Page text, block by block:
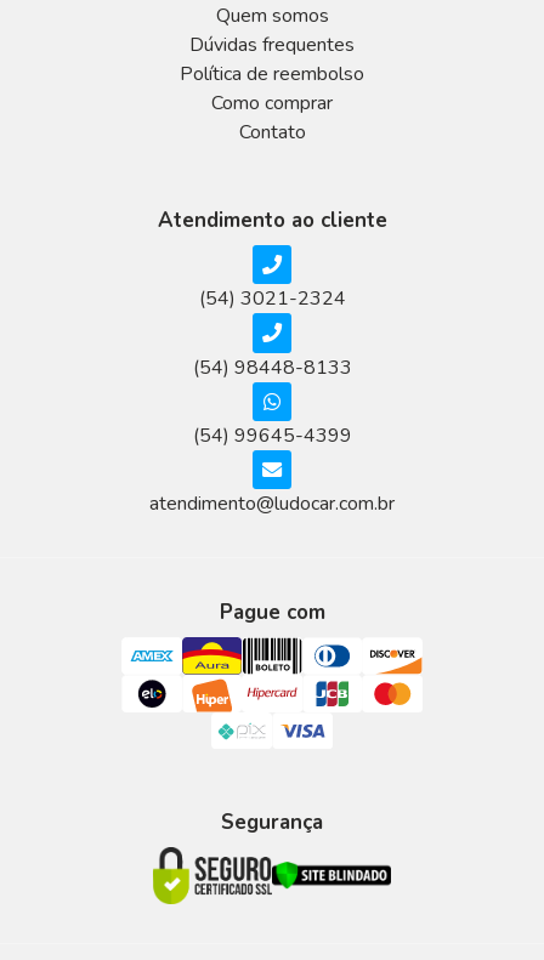
Quem somos
Dúvidas frequentes
Política de reembolso
Como comprar
Contato
Atendimento ao cliente
(54) 3021-2324
(54) 98448-8133
(54) 99645-4399
atendimento@ludocar.com.br
Pague com
Segurança